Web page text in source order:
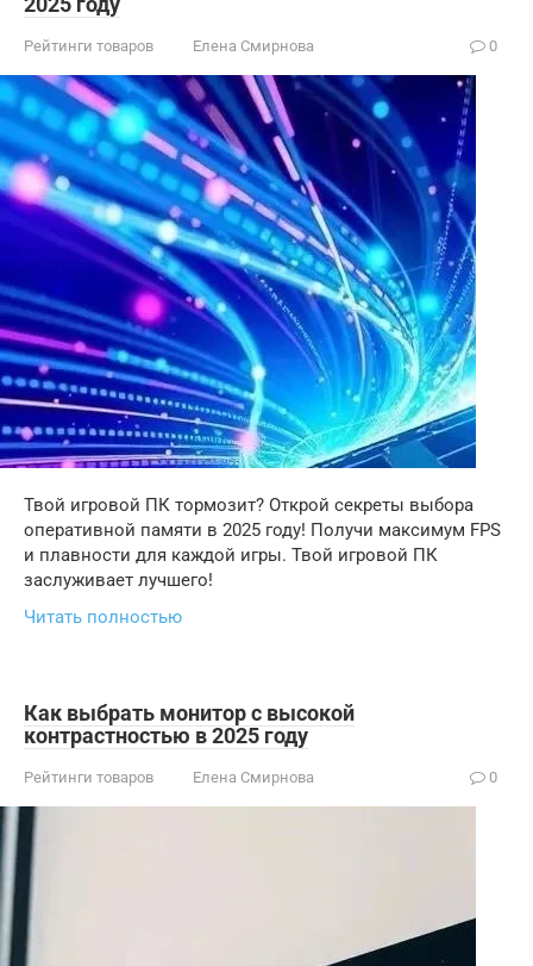
Рейтинги товаров Елена Смирнова 0
Твой игровой ПК тормозит? Открой секреты выбора
оперативной памяти в 2025 году! Получи максимум FPS
и плавности для каждой игры. Твой игровой ПК
заслуживает лучшего!
Читать полностью
Как выбрать монитор с высокой
контрастностью в 2025 году
Рейтинги товаров Елена Смирнова 0